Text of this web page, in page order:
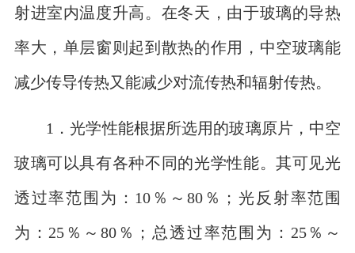
射进室内温度升高。在冬天，由于玻璃的导热
率大，单层窗则起到散热的作用，中空玻璃能
减少传导传热又能减少对流传热和辐射传热。
1．光学性能根据所选用的玻璃原片，中空
玻璃可以具有各种不同的光学性能。其可见光
透过率范围为：10％～80％；光反射率范围
为：25％～80％；总透过率范围为：25％～